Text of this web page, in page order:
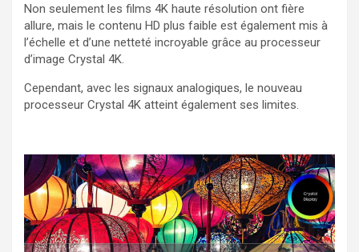
Non seulement les films 4K haute résolution ont fière
allure, mais le contenu HD plus faible est également mis à
l’échelle et d’une netteté incroyable grâce au processeur
d’image Crystal 4K.
Cependant, avec les signaux analogiques, le nouveau
processeur Crystal 4K atteint également ses limites.